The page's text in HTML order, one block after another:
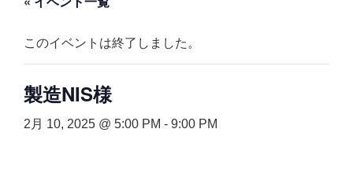
このイベントは終了しました。
製造NIS様
2月 10, 2025 @ 5:00 PM - 9:00 PM